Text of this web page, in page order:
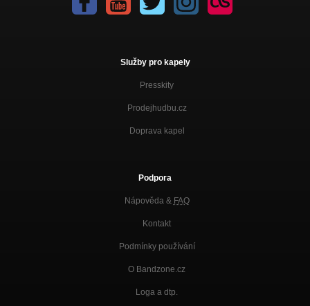
Protestsong namísto epigramu
Služby pro kapely
Presskity
Prodejhudbu.cz
Doprava kapel
Podpora
Nápověda & FAQ
Kontakt
Podmínky používání
O Bandzone.cz
Loga a dtp.